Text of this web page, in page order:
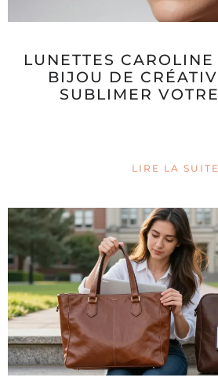
LUNETTES
BIJOU DE
SUBLIMER
LIRE LA SUITE